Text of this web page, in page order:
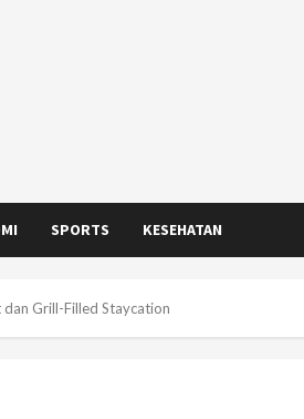
SPORTS KESEHATAN
dan Grill-Filled Staycation